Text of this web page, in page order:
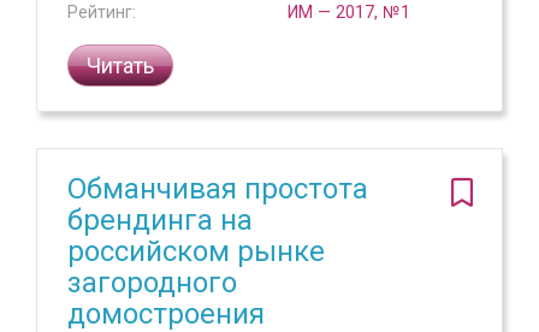
Рейтинг:
ИМ — 2017, №1
Читать
Обманчивая простота
брендинга на
российском рынке
загородного
домостроения